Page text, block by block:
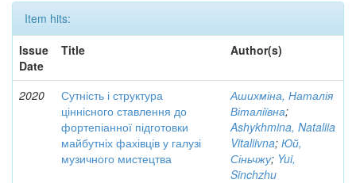
Item hits:
Issue
Date
Title Author(s)
2020
Сутність і структура
ціннісного ставлення до
фортепіанної підготовки
майбутніх фахівців у галузі
музичного мистецтва
Ашихміна, Наталія
Віталіївна;
Ashykhmina, Nataliia
Vitaliivna; Юй,
Сіньчжу; Yui,
Sinchzhu